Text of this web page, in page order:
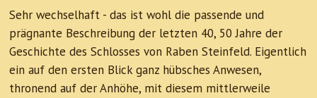
Sehr wechselhaft - das ist wohl die passende und
prägnante Beschreibung der letzten 40, 50 Jahre der
Geschichte des Schlosses von Raben Steinfeld. Eigentlich
ein auf den ersten Blick ganz hübsches Anwesen,
thronend auf der Anhöhe, mit diesem mittlerweile